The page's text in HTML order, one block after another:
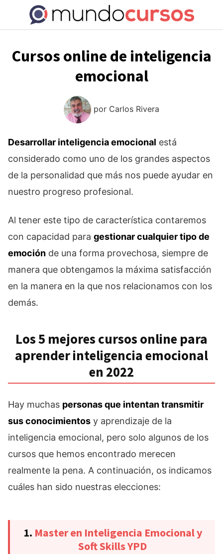
contenido
Cursos online de inteligencia
emocional
por Carlos Rivera
Desarrollar inteligencia emocional está
considerado como uno de los grandes aspectos
de la personalidad que más nos puede ayudar en
nuestro progreso profesional.
Al tener este tipo de característica contaremos
con capacidad para gestionar cualquier tipo de
emoción de una forma provechosa, siempre de
manera que obtengamos la máxima satisfacción
en la manera en la que nos relacionamos con los
demás.
Los 5 mejores cursos online para
aprender inteligencia emocional
en 2022
Hay muchas personas que intentan transmitir
sus conocimientos y aprendizaje de la
inteligencia emocional, pero solo algunos de los
cursos que hemos encontrado merecen
realmente la pena. A continuación, os indicamos
cuáles han sido nuestras elecciones:
1. Master en Inteligencia Emocional y
Soft Skills YPD